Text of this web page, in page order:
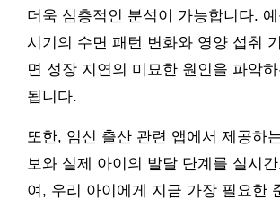
더욱 심층적인 분석이 가능합니다.
시기의 수면 패턴 변화와 영양 섭취
면 성장 지연의 미묘한 원인을 파악하
됩니다.
또한, 임신 출산 관련 앱에서 제공하
보와 실제 아이의 발달 단계를 실시
여, 우리 아이에게 지금 가장 필요한